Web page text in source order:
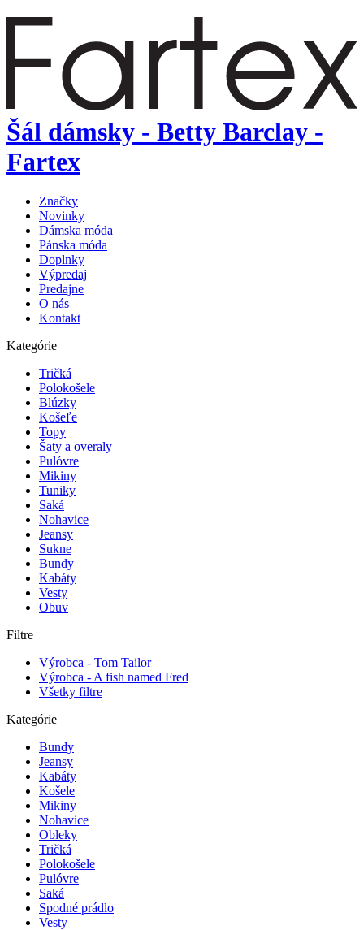
Šál dámsky - Betty Barclay -
Fartex
Značky
Novinky
Dámska móda
Pánska móda
Doplnky
Výpredaj
Predajne
O nás
Kontakt
Kategórie
Tričká
Polokošele
Blúzky
Košeľe
Topy
Šaty a overaly
Pulóvre
Mikiny
Tuniky
Saká
Nohavice
Jeansy
Sukne
Bundy
Kabáty
Vesty
Obuv
Filtre
Výrobca - Tom Tailor
Výrobca - A fish named Fred
Všetky filtre
Kategórie
Bundy
Jeansy
Kabáty
Košele
Mikiny
Nohavice
Obleky
Tričká
Polokošele
Pulóvre
Saká
Spodné prádlo
Vesty